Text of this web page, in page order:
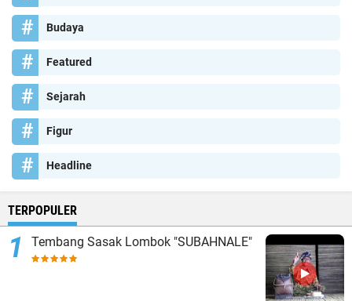
Budaya
Featured
Sejarah
Figur
Headline
TERPOPULER
Tembang Sasak Lombok "SUBAHNALE"